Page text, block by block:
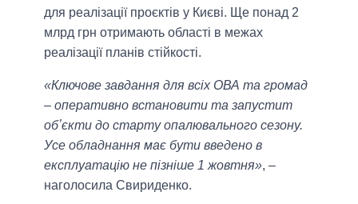
для реалізації проєктів у Києві. Ще понад 2
млрд грн отримають області в межах
реалізації планів стійкості.
«Ключове завдання для всіх ОВА та громад
– оперативно встановити та запустит
обʼєкти до старту опалювального сезону.
Усе обладнання має бути введено в
експлуатацію не пізніше 1 жовтня», –
наголосила Свириденко.